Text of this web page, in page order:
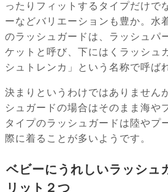
ったりフィットするタイプだけで
ーなどバリエーションも豊か。水
のラッシュガードは、ラッシュパ
ケットと呼び、下にはくラッシュ
シュトレンカ」という名称で呼ば
決まりというわけではありません
シュガードの場合はそのまま海や
タイプのラッシュガードは陸やプ
際に着ることが多いようです。
ベビーにうれしいラッシュ
リット２つ